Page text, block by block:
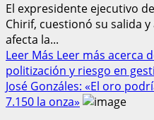
El expresidente ejecutivo
Chirif, cuestionó su salida
afecta la...
Leer Más Leer más acerca
politización y riesgo en
José Gonzáles: «El oro
7.150 la onza»